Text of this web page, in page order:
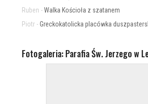
Ruben -Walka Kościoła z szatanem
Piotr-Greckokatolicka placówka
Fotogaleria: Parafia Św. Jerzego w